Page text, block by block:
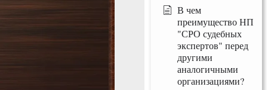
В чем
преимущество НП
"СРО судебных
экспертов" перед
другими
аналогичными
организациями?